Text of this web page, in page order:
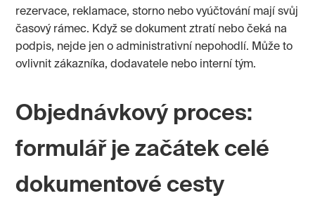
rezervace, reklamace, storno nebo vyúčtování mají svůj
časový rámec. Když se dokument ztratí nebo čeká na
podpis, nejde jen o administrativní nepohodlí. Může to
ovlivnit zákazníka, dodavatele nebo interní tým.
Objednávkový proces:
formulář je začátek celé
dokumentové cesty